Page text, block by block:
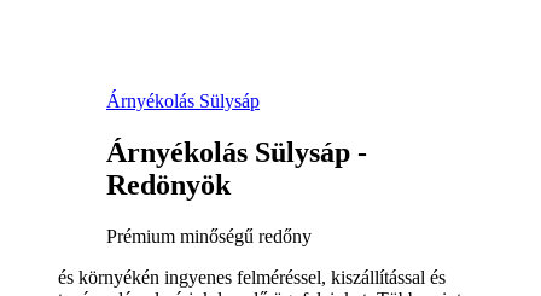
Árnyékolás Sülysáp
Árnyékolás Sülysáp -
Redönyök
Prémium minőségű redőny
és környékén ingyenes felméréssel, kiszállítással és